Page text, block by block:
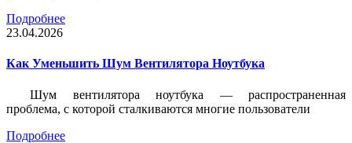
Подробнее
23.04.2026
Как Уменьшить Шум Вентилятора Ноутбука
Шум вентилятора ноутбука — распространенная
проблема, с которой сталкиваются многие пользователи
Подробнее